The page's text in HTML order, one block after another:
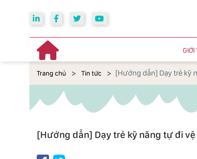
GIỚI
Trang chủ Tin tức [Hướng dẫn] Dạy trẻ kỹ
[Hướng dẫn] Dạy trẻ kỹ năng tự đi